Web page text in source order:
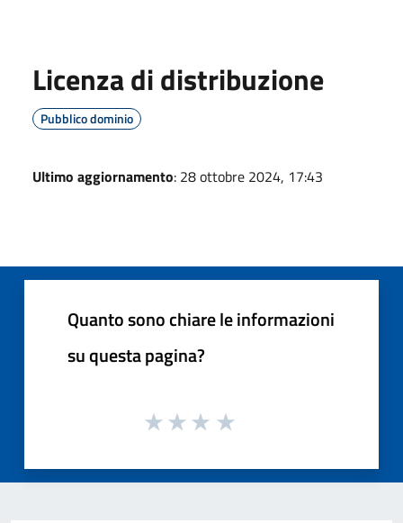
Licenza di distribuzione
Pubblico dominio
Ultimo aggiornamento: 28 ottobre 2024, 17:43
Quanto sono chiare le informazioni
su questa pagina?